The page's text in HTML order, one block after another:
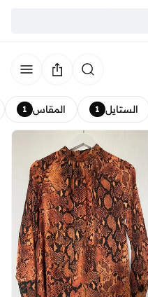
الستايل 1 المقاس 1